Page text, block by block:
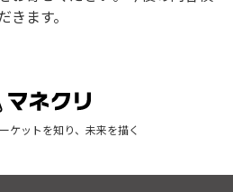
ます。
ケットを知り、未来を描く